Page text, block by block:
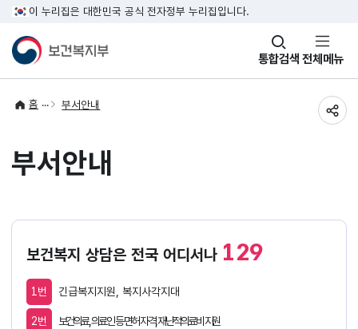
이 누리집은 대한민국 공식 전자정부 누리집입니다.
통합검색
창
열기 전체메뉴
홈 부서안내
부서안내
보건복지 상담은 전국 어디서나 129
1번 긴급복지지원, 복지사각지대
2번 보건의료, 의료인 등 면허 자격, 재난적의료비 지원